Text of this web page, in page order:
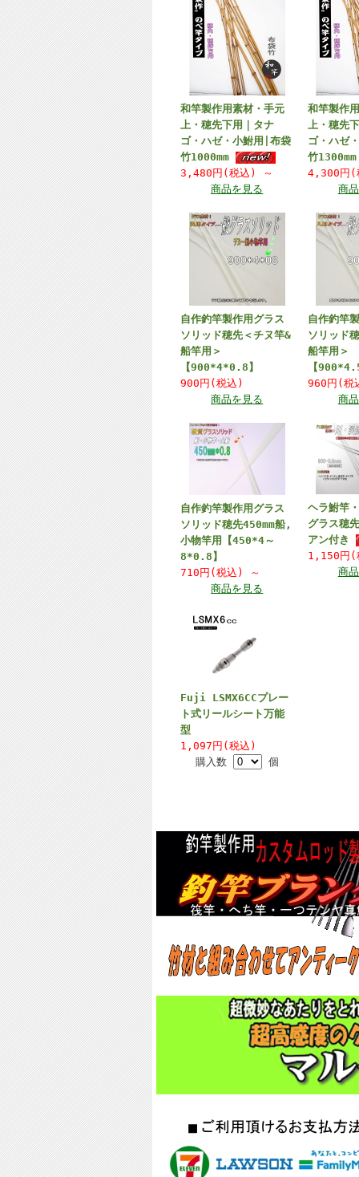
和竿製作用素材・手元
上・穂先下用｜タナ
ゴ・ハゼ・小鮒用|布袋
竹1000mm
3,480円(税込)
～
商品を見る
和竿製作
上・穂先
ゴ・ハゼ
竹
4,300円
商
自作釣竿製作用グラス
ソリッド穂先＜チヌ竿&
船竿用＞
【900*4*0.8】
900円(税込)
商品を見る
自作釣竿
ソリッド
船竿用＞
【
960円(税
商
自作釣竿製作用グラス
ソリッド穂先450mm船,
小物竿用【450*4～
8*0.8】
710円(税込)
～
商品を見る
ヘラ鮒竿
グラス穂
アン付き
1,150円(
商
Fuji LSMX6CCプレー
ト式リールシート万能
型
1,097円(税込)
購入数
個